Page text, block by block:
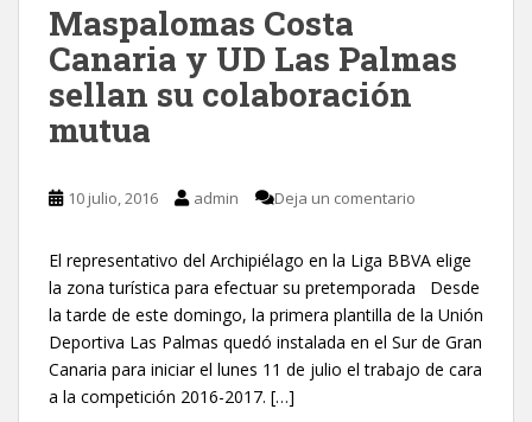
Maspalomas Costa
Canaria y UD Las Palmas
sellan su colaboración
mutua
10 julio, 2016 admin Deja un comentario
El representativo del Archipiélago en la Liga BBVA elige
la zona turística para efectuar su pretemporada Desde
la tarde de este domingo, la primera plantilla de la Unión
Deportiva Las Palmas quedó instalada en el Sur de Gran
Canaria para iniciar el lunes 11 de julio el trabajo de cara
a la competición 2016-2017. […]